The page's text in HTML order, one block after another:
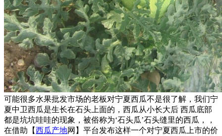
可能很多水果批发市场的老板对宁夏西瓜不是很了解，我们宁
夏中卫西瓜是生长在石头上面的，西瓜从小长大后 西瓜底部
都是坑坑哇哇的现象，被俗称为‘石头瓜’石头缝里的西瓜，，
在借助【西瓜产地网】平台发布这样一个对宁夏西瓜上市的价